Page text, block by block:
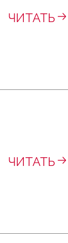
ЧИТАТЬ
ЧИТАТЬ